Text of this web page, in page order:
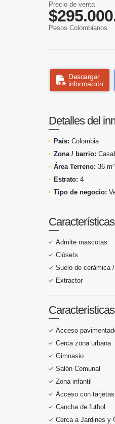
Precio de venta
Pesos Colombianos
Descargar
información
Detalles del
País: Colombia
Zona / barrio:
Área Terreno: 36 m²
Estrato: 4
Tipo de negocio:
Admite mascotas
Clósets
Suelo de cerámica /
Extractor
Acceso
Cerca zona urbana
Gimnasio
Salón Comunal
Zona infantil
Acceso con
Cancha de futbol
Cerca a Jardines y